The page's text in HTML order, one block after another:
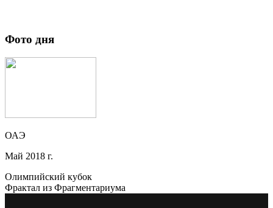
Фото дня
ОАЭ
Май 2018 г.
Олимпийский кубок
Фрактал из Фрагментариума